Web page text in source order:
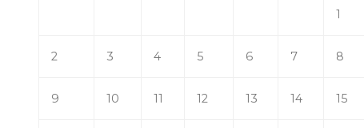
1
2 3 4 5 6 7 8
9 10 11 12 13 14 15